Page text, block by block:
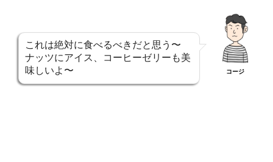
これは絶対に食べるべきだと思う〜
ナッツにアイス、コーヒーゼリーも美
味しいよ〜
コージ